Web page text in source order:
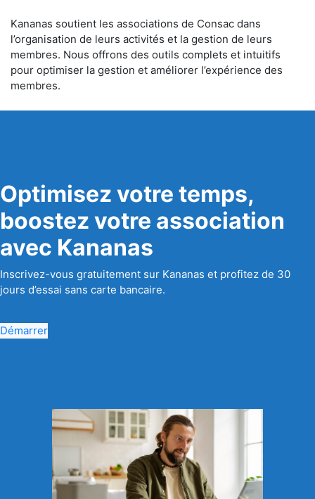
Kananas soutient les associations de Consac dans
l’organisation de leurs activités et la gestion de leurs
membres. Nous offrons des outils complets et intuitifs
pour optimiser la gestion et améliorer l’expérience des
membres.
Optimisez votre temps,
boostez votre association
avec Kananas
Inscrivez-vous gratuitement sur Kananas et profitez de 30
jours d’essai sans carte bancaire.
Démarrer